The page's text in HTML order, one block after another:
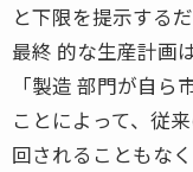
と下限を提示するだ
最終 的な生産計画
「製造 部門が自
ことによって、従
回されることもな